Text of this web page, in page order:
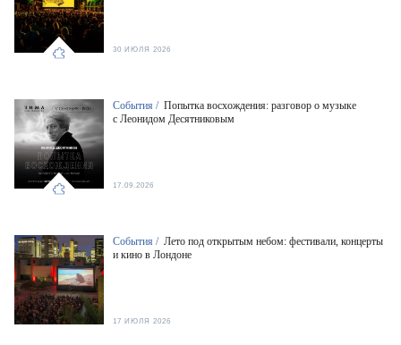
30 ИЮЛЯ 2026
События / Попытка восхождения: разговор о музыке
с Леонидом Десятниковым
17.09.2026
События / Лето под открытым небом: фестивали, концерты
и кино в Лондоне
17 ИЮЛЯ 2026